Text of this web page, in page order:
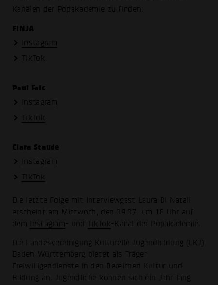
Kanälen der Popakademie zu finden:
FINJA
Instagram
TikTok
Paul Falc
Instagram
TikTok
Clara Staude
Instagram
TikTok
Die letzte Folge mit Interviewgast Laura Di Natali
erscheint am Mittwoch, den 09.07. um 18 Uhr auf
dem
Instagram- und TikTok -Kanal der Popakademie.
Die Landesvereinigung Kulturelle Jugendbildung (LKJ)
Baden-Württemberg bietet als Träger
Freiwilligendienste in den Bereichen Kultur und
Bildung an. Jugendliche können sich ein Jahr lang